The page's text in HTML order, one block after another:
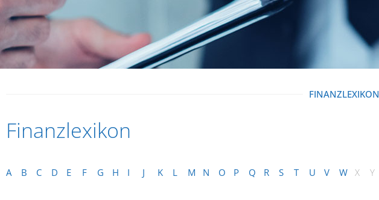
FINANZLEXIKON
Finanzlexikon
A B C D E F G H I J K L M N O P Q R S T U V W X Y